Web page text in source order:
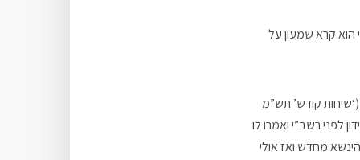
הוא קרא שמעון על
קודש’ תש”מ
לפני רשב”י ואמרו לו
מחדש ואז אולי